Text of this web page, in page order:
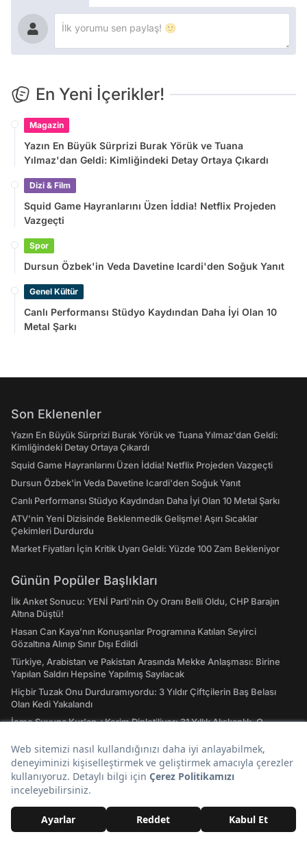
En Yeni İçerikler!
Magazin
Yazın En Büyük Sürprizi Burak Yörük ve Tuana
Yılmaz'dan Geldi: Kimliğindeki Detay Ortaya Çıkardı
Dizi & Film
Squid Game Hayranlarını Üzen İddia! Netflix Projeden
Vazgeçti
Spor
Dursun Özbek'in Veda Davetine Icardi'den Soğuk Yanıt
Genel Kültür
Canlı Performansı Stüdyo Kaydından Daha İyi Olan 10
Metal Şarkı
Son Eklenenler
Yazın En Büyük Sürprizi Burak Yörük ve Tuana Yılmaz'dan Geldi:
Kimliğindeki Detay Ortaya Çıkardı
Squid Game Hayranlarını Üzen İddia! Netflix Projeden Vazgeçti
Dursun Özbek'in Veda Davetine Icardi'den Soğuk Yanıt
Canlı Performansı Stüdyo Kaydından Daha İyi Olan 10 Metal Şarkı
ATV'nin Yeni Dizisinde Beklenmedik Gelişme! Aşırı Sıcaklar
Çekimleri Durdurdu
Market Fiyatları İçin Kritik Uyarı Geldi: Yüzde 100 Zam Bekleniyor
Günün Popüler Başlıkları
İlk Anket Sonucu: YENİ Parti'nin Oy Oranı Belli Oldu, CHP Barajın
Altına Düştü!
Hasan Can Kaya’nın Konuşanlar Programına Katılan Seyirci
Gözaltına Alınıp Sınır Dışı Edildi
Türkiye, Arabistan ve Pakistan Arasında Mekke Anlaşması: Birine
Yapılan Saldırı Hepsine Yapılmış Sayılacak
Hiçbir Tuzak Onu Durduramıyordu: 3 Yıldır Çiftçilerin Baş Belası
Olan Kedi Yakalandı
İçme Suyuna Kur'an-ı Kerim Dinletiliyor: 31 Yıllık Alışkanlık, O
Fatih Altaylı’dan Çok Konuşulacak İddia: ROK İtirafçı Oldu Cem
Küçük’ün Adını Verdi
Hızlı Erişim
Hava Durumu
Son Depremler Listesi